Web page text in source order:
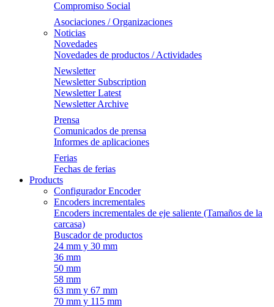
Compromiso Social
Asociaciones / Organizaciones
Noticias
Novedades
Novedades de productos / Actividades
Newsletter
Newsletter Subscription
Newsletter Latest
Newsletter Archive
Prensa
Comunicados de prensa
Informes de aplicaciones
Ferias
Fechas de ferias
Products
Configurador Encoder
Encoders incrementales
Encoders incrementales de eje saliente (Tamaños de la
carcasa)
Buscador de productos
24 mm y 30 mm
36 mm
50 mm
58 mm
63 mm y 67 mm
70 mm y 115 mm